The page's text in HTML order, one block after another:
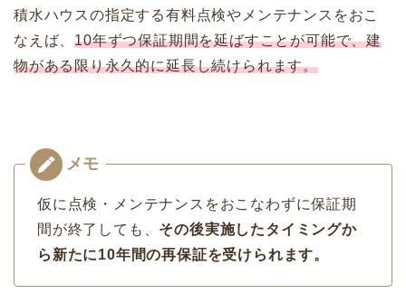
積水ハウスの指定する有料点検やメンテナンスをおこ
なえば、10年ずつ保証期間を延ばすことが可能で、建
物がある限り永久的に延長し続けられます。
仮に点検・メンテナンスをおこなわずに保証期
間が終了しても、 その後実施したタイミングか
ら新たに10年間の再保証を受けられます。